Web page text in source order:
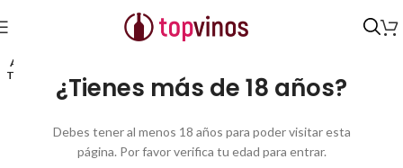
¿Tienes más de 18 años?
Debes tener al menos 18 años para poder visitar esta
página. Por favor verifica tu edad para entrar.
Inicio Vinos por origen
AGO
TADO